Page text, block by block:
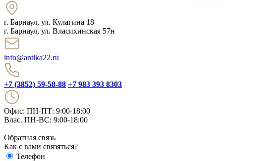
г. Барнаул, ул. Кулагина 18
г. Барнаул, ул. Власихинская 57н
info@antika22.ru
+7 (3852) 59-58-88 +7 983 393 8303
Офис: ПН-ПТ: 9:00-18:00
Влас. ПН-ВС: 9:00-18:00
Обратная связь
Как с вами связяться?
Телефон